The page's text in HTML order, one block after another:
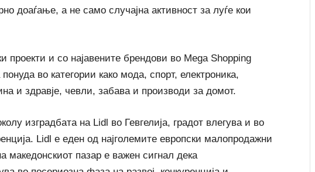
доаѓање, а не само случајна активност за луѓе кои
проекти и со најавените брендови во Mega Shopping
во категории како мода, спорт, електроника,
и здравје, чевли, забава и производи за домот.
изградбата на Lidl во Гевгелија, градот влегува и во
Lidl е еден од најголемите европски малопродажни
македонскиот пазар е важен сигнал дека